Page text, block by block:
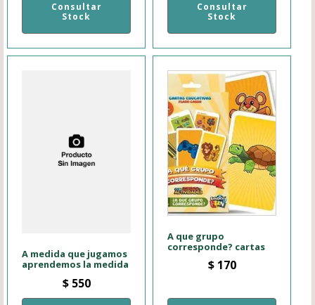
Consultar
Stock
Consultar
Stock
A medida que jugamos
aprendemos la medida
$550
A que grupo
corresponde? cartas
$170